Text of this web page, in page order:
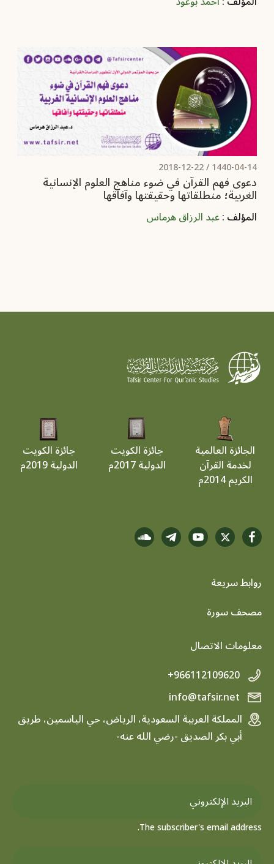
1440-04-14 /
2018-12-22
دعوى فهم القرآن في ضوء مناهج العلوم الإنسانية
الغربية؛ منطلقاتها وحقيقتها وآفاقها
المؤلف :عبد الرزاق هرماس
الجائزة العالمية
لخدمة القرآن
الكريم 2014م
جائزة الكويت
الدولية 2017م
جائزة الكويت
الدولية 2019م
روابط سريعة
footer menu
مصحف سورة
معلومات الاتصال
+966112109620
المملكة العربية السعودية، الرياض، حي الياسمين، طريق
أبي بكر الصديق -رضي الله عنه-
The subscriber's email address.